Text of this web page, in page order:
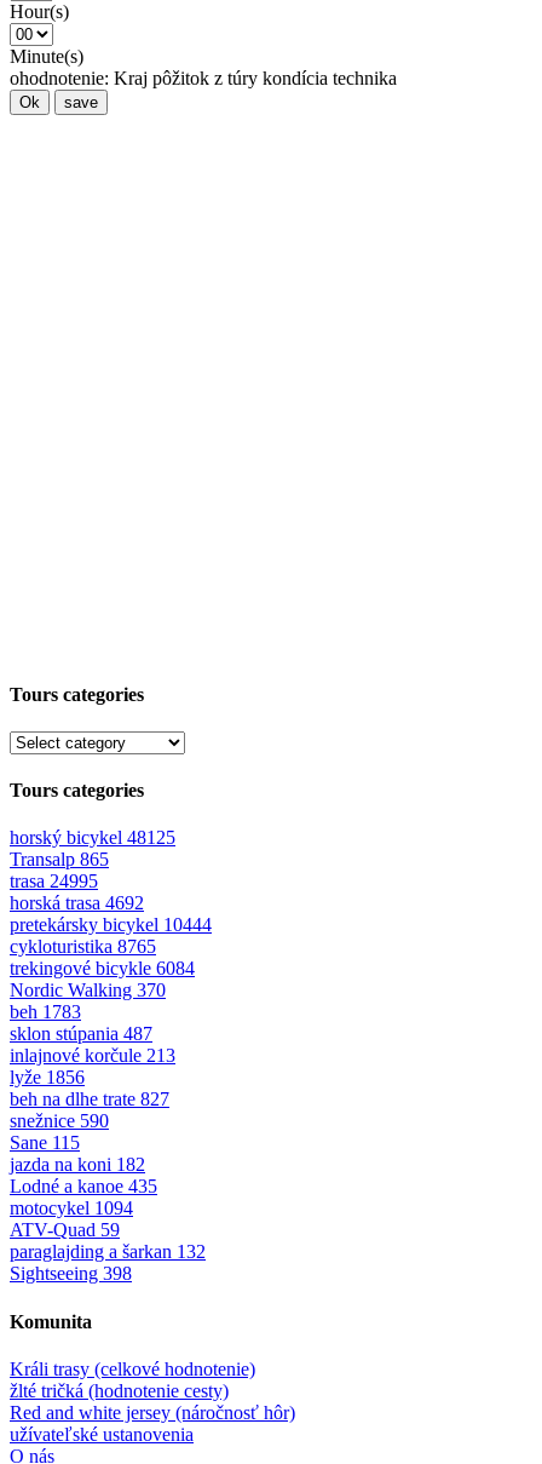
Hour(s)
Minute(s)
ohodnotenie: Kraj pôžitok z túry kondícia technika
Ok save
Tours categories
Tours categories
horský bicykel 48125
Transalp 865
trasa 24995
horská trasa 4692
pretekársky bicykel 10444
cykloturistika 8765
trekingové bicykle 6084
Nordic Walking 370
beh 1783
sklon stúpania 487
inlajnové korčule 213
lyže 1856
beh na dlhe trate 827
snežnice 590
Sane 115
jazda na koni 182
Lodné a kanoe 435
motocykel 1094
ATV-Quad 59
paraglajding a šarkan 132
Sightseeing 398
Komunita
Králi trasy (celkové hodnotenie)
žlté tričká (hodnotenie cesty)
Red and white jersey (náročnosť hôr)
užívateľské ustanovenia
O nás